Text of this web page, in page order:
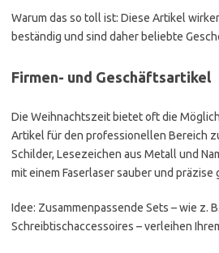
Warum das so toll ist: Diese Artikel
beständig und sind daher beliebte
Firmen- und Geschäftsartikel
Die Weihnachtszeit bietet oft die
Artikel für den professionellen Bereich
Schilder, Lesezeichen aus Metall und
mit einem Faserlaser sauber und präzise
Idee: Zusammenpassende Sets – wie z.
Schreibtischaccessoires – verleihen